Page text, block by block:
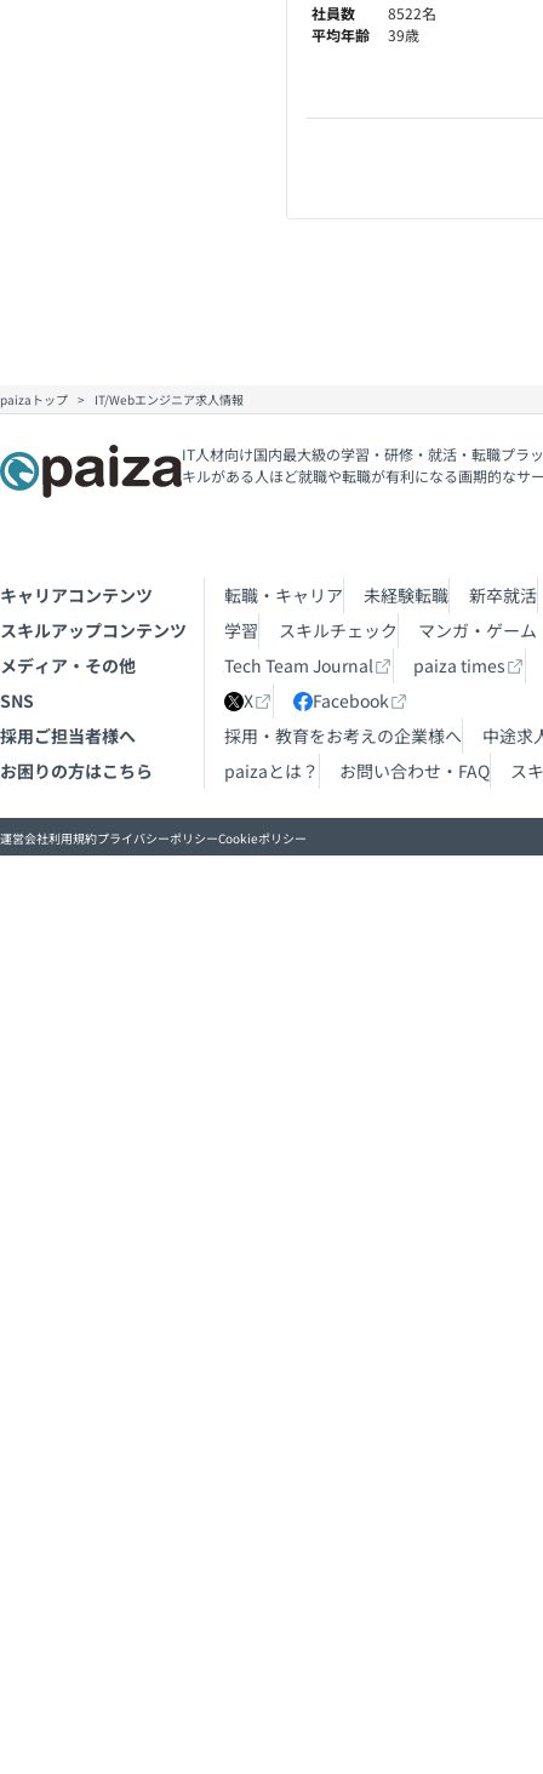
社員数
8522名
平均年齢
39歳
paizaトップ IT/Webエンジニア求人情報
IT人材向け国内最大級の学習・研修・就活・転職プラ
キルがある人ほど就職や転職が有利になる画期的なサ
キャリアコンテンツ 転職・キャリア 未経験転職
新卒就活
スキルアップコンテンツ
学習 スキルチェック
マンガ・ゲーム
メディア・その他
Tech Team Journal
paiza times
SNS
X
Facebook
採用ご担当者様へ
採用・教育をお考えの企業様へ
中途求
お困りの方はこちら
paizaとは？ お問い合わせ・FAQ ス
運営会社利用規約プライバシーポリシーCookieポリシー